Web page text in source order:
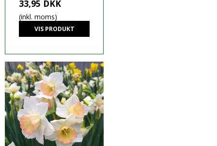
33,95 DKK
(inkl. moms)
VIS PRODUKT